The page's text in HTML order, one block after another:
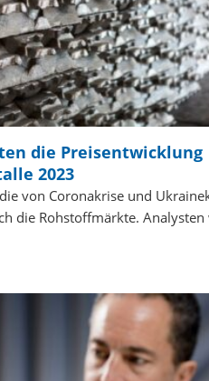
die Preisentwicklung
2023
von Coronakrise und
die Rohstoffmärkte. Analysten